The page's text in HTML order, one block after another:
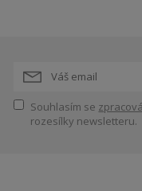
Souhlasím se
rozesílky newsletteru.